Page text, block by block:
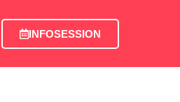
INFOSESSION